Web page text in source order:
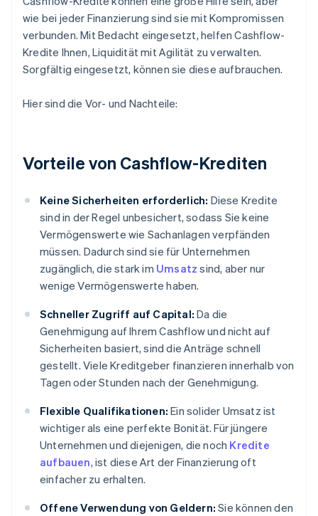
wie bei jeder Finanzierung sind sie mit Kompromissen
verbunden. Mit Bedacht eingesetzt, helfen Cashflow-
Kredite Ihnen, Liquidität mit Agilität zu verwalten.
Sorgfältig eingesetzt, können sie diese aufbrauchen.
Hier sind die Vor- und Nachteile:
Vorteile von Cashflow-Krediten
Keine Sicherheiten erforderlich: Diese Kredite
sind in der Regel unbesichert, sodass Sie keine
Vermögenswerte wie Sachanlagen verpfänden
müssen. Dadurch sind sie für Unternehmen
zugänglich, die stark im Umsatz sind, aber nur
wenige Vermögenswerte haben.
Schneller Zugriff auf Capital: Da die
Genehmigung auf Ihrem Cashflow und nicht auf
Sicherheiten basiert, sind die Anträge schnell
gestellt. Viele Kreditgeber finanzieren innerhalb von
Tagen oder Stunden nach der Genehmigung.
Flexible Qualifikationen: Ein solider Umsatz ist
wichtiger als eine perfekte Bonität. Für jüngere
Unternehmen und diejenigen, die noch Kredite
aufbauen, ist diese Art der Finanzierung oft
einfacher zu erhalten.
Offene Verwendung von Geldern: Sie können den